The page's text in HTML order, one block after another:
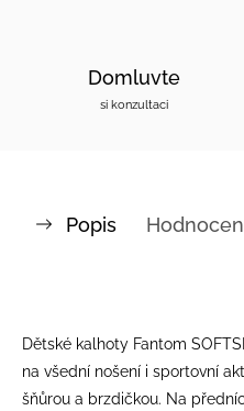
Domluvte
si konzultaci
Popis
Dětské kalhoty Fantom
na všední nošení i sportovní
šňůrou a brzdičkou. Na